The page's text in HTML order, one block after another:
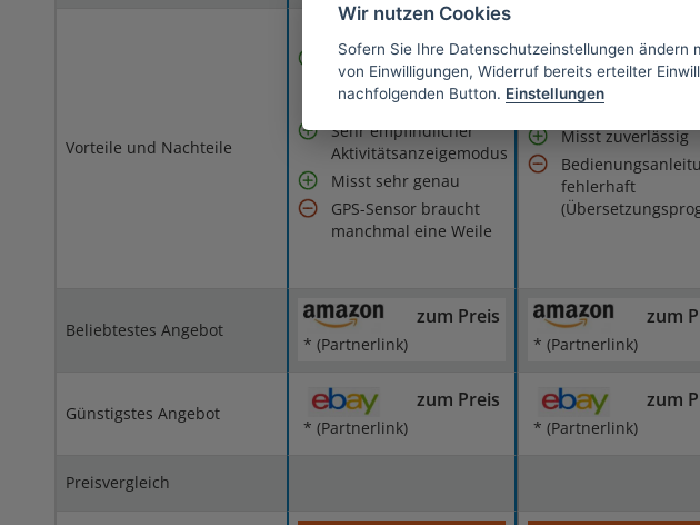
Vorteile und Nachteile
Verschiedene
Sportarten-Modi
auswählbar
Sehr empfindlicher
Aktivitätsanzeigemodus
Misst sehr genau
GPS-Sensor braucht
manchmal eine Weile
Lange Akkulaufzeit
Sehr gut verarbeitet
Misst zuverlässig
fehlerhaft
Beliebtestes Angebot
zum Preis
* (Partnerlink)
zum
* (Partnerlink)
Günstigstes Angebot
zum Preis
* (Partnerlink)
zum
* (Partnerlink)
Preisvergleich
Wir nutzen Cookies
Sofern Sie Ihre Datenschutzeinstellungen ändern
von Einwilligungen, Widerruf bereits erteilter
nachfolgenden Button. Einstellungen